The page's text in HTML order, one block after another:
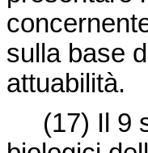
sulla base
attuabilità.
(17) Il 9